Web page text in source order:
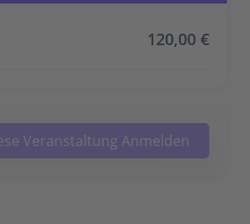
120,00 €
Veranstaltung Anmelden